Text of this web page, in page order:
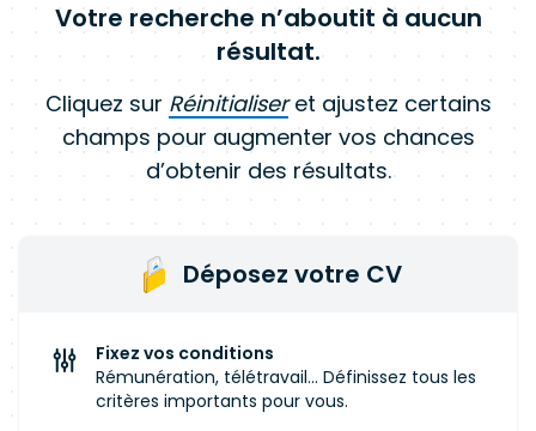
Votre recherche n’aboutit à aucun
résultat.
Cliquez sur Réinitialiseret ajustez certains
champs pour augmenter vos chances
d’obtenir des résultats.
Déposez votre CV
Fixez vos conditions
Rémunération, télétravail... Définissez tous les
critères importants pour vous.